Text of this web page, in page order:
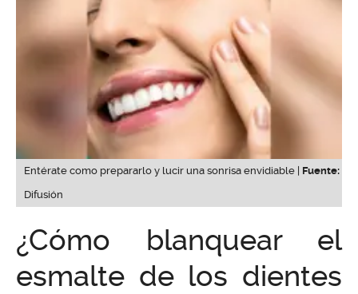
Entérate como prepararlo y lucir una sonrisa envidiable | Fuente:
Difusión
¿Cómo blanquear el
esmalte de los dientes